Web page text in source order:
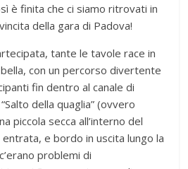
è finita che ci siamo ritrovati in
della gara di Padova!
tante le tavole race in
con un percorso divertente
fin dentro al canale di
della quaglia” (ovvero
piccola secca all’interno del
e bordo in uscita lungo la
problemi di